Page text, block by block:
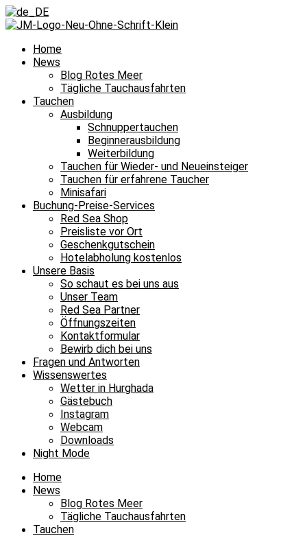
Home
News
Blog Rotes Meer
Tägliche Tauchausfahrten
Tauchen
Ausbildung
Schnuppertauchen
Beginnerausbildung
Weiterbildung
Tauchen für Wieder- und Neueinsteiger
Tauchen für erfahrene Taucher
Minisafari
Buchung-Preise-Services
Red Sea Shop
Preisliste vor Ort
Geschenkgutschein
Hotelabholung kostenlos
Unsere Basis
So schaut es bei uns aus
Unser Team
Red Sea Partner
Öffnungszeiten
Kontaktformular
Bewirb dich bei uns
Fragen und Antworten
Wissenswertes
Wetter in Hurghada
Gästebuch
Instagram
Webcam
Downloads
Night Mode
Home
News
Blog Rotes Meer
Tägliche Tauchausfahrten
Tauchen